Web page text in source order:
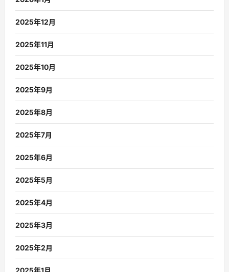
2025年12月
2025年11月
2025年10月
2025年9月
2025年8月
2025年7月
2025年6月
2025年5月
2025年4月
2025年3月
2025年2月
2025年1月